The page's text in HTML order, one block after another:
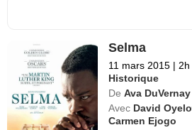
Selma
11 mars 2015 | 2h
Historique
De Ava DuVernay
Avec David
Carmen Ejogo